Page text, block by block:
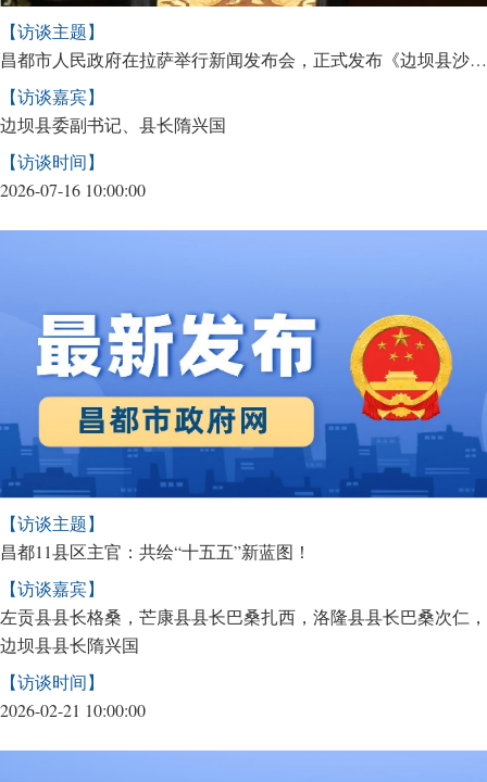
【访谈主题】
昌都市人民政府在拉萨举行新闻发布会，正式发布《边坝县沙棘保护与发展公报》
【访谈嘉宾】
边坝县委副书记、县长隋兴国
【访谈时间】
2026-07-16 10:00:00
【访谈主题】
昌都11县区主官：共绘“十五五”新蓝图！
【访谈嘉宾】
左贡县县长格桑，芒康县县长巴桑扎西，洛隆县县长巴桑次仁，
边坝县县长隋兴国
【访谈时间】
2026-02-21 10:00:00